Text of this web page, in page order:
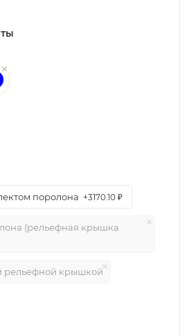
поролона +3170.10 ₽
(рельефная крышка
рельефной крышкой